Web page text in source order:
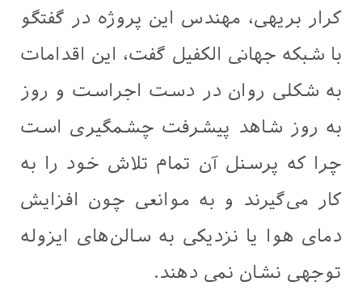
کرار بریهی، مهندس این پروژه در گفتگو
با شبکه جهانی الکفیل گفت، این اقدامات
به شکلى روان در دست اجراست و روز
به روز شاهد پیشرفت چشمگیری است
چرا که پرسنل آن تمام تلاش خود را به
کار می‌گیرند و به موانعى چون افزایش
دمای هوا یا نزدیکی به سالن‌های ایزوله
توجهی نشان نمی دهند.